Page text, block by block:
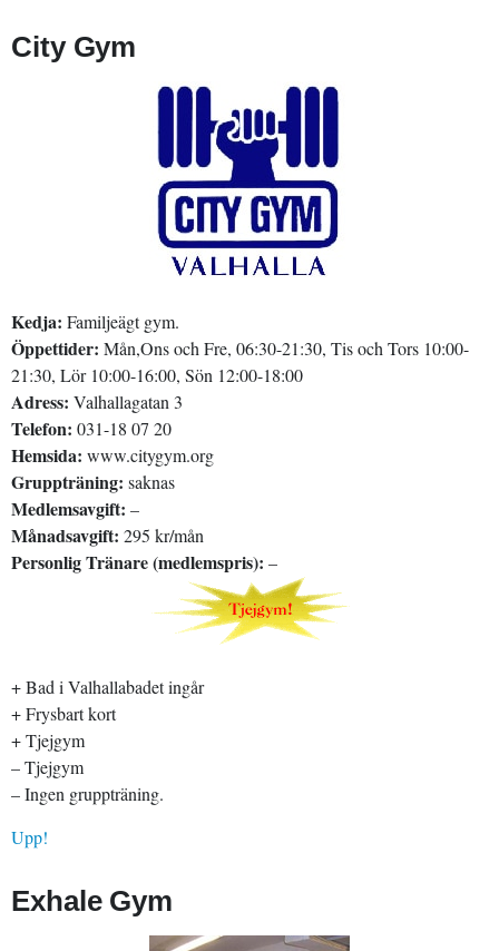
City Gym
Kedja: Familjeägt gym.
Öppettider: Mån,Ons och Fre, 06:30-21:30, Tis och Tors 10:00-
21:30, Lör 10:00-16:00, Sön 12:00-18:00
Adress: Valhallagatan 3
Telefon: 031-18 07 20
Hemsida: www.citygym.org
Gruppträning: saknas
Medlemsavgift: –
Månadsavgift: 295 kr/mån
Personlig Tränare (medlemspris): –
+ Bad i Valhallabadet ingår
+ Frysbart kort
+ Tjejgym
– Tjejgym
– Ingen gruppträning.
Upp!
Exhale Gym